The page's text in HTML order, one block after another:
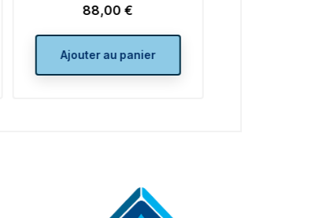
Prix
88,00 €
Ajouter au panier